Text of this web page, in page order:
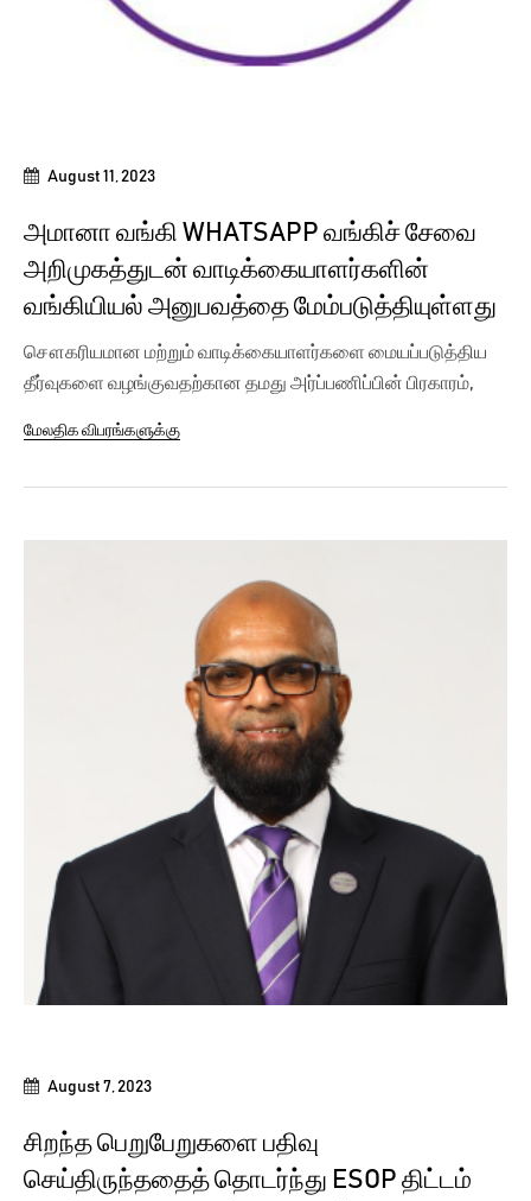
August 11, 2023
அமானா வங்கி WHATSAPP வங்கிச் சேவை
அறிமுகத்துடன் வாடிக்கையாளர்களின்
வங்கியியல் அனுபவத்தை மேம்படுத்தியுள்ளது
சௌகரியமான மற்றும் வாடிக்கையாளர்களை மையப்படுத்திய
தீர்வுகளை வழங்குவதற்கான தமது அர்ப்பணிப்பின் பிரகாரம்,
மேலதிக விபரங்களுக்கு
August 7, 2023
சிறந்த பெறுபேறுகளை பதிவு
செய்திருந்ததைத் தொடர்ந்து ESOP திட்டம்